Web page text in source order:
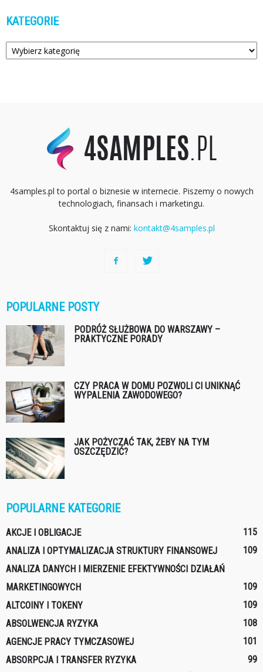
KATEGORIE
Kategorie
4samples.pl to portal o biznesie w internecie. Piszemy o nowych
technologiach, finansach i marketingu.
Skontaktuj się z nami: kontakt@4samples.pl
POPULARNE POSTY
PODRÓŻ SŁUŻBOWA DO WARSZAWY –
PRAKTYCZNE PORADY
CZY PRACA W DOMU POZWOLI CI UNIKNĄĆ
WYPALENIA ZAWODOWEGO?
JAK POŻYCZAĆ TAK, ŻEBY NA TYM
OSZCZĘDZIĆ?
POPULARNE KATEGORIE
AKCJE I OBLIGACJE
115
ANALIZA I OPTYMALIZACJA STRUKTURY FINANSOWEJ
109
ANALIZA DANYCH I MIERZENIE EFEKTYWNOŚCI DZIAŁAŃ
MARKETINGOWYCH
109
ALTCOINY I TOKENY
109
ABSOLWENCJA RYZYKA
108
AGENCJE PRACY TYMCZASOWEJ
101
ABSORPCJA I TRANSFER RYZYKA
99